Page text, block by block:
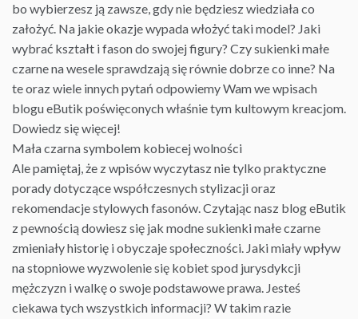
bo wybierzesz ją zawsze, gdy nie będziesz wiedziała co
założyć. Na jakie okazje wypada włożyć taki model? Jaki
wybrać kształt i fason do swojej figury? Czy sukienki małe
czarne na wesele sprawdzają się równie dobrze co inne? Na
te oraz wiele innych pytań odpowiemy Wam we wpisach
blogu eButik poświęconych właśnie tym kultowym kreacjom.
Dowiedz się więcej!
Mała czarna symbolem kobiecej wolności
Ale pamiętaj, że z wpisów wyczytasz nie tylko praktyczne
poradydotyczące współczesnych stylizacji oraz
rekomendacje stylowych fasonów. Czytając nasz blog eButik
z pewnością dowiesz się jak modne sukienkimałe czarne
zmieniały historię i obyczaje społeczności. Jaki miały wpływ
na stopniowe wyzwolenie się kobiet spod jurysdykcji
mężczyzn i walkę o swoje podstawowe prawa. Jesteś
ciekawa tych wszystkich informacji? W takim razie